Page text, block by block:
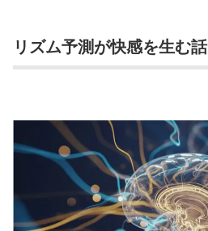
リズム予測が快感を生む話